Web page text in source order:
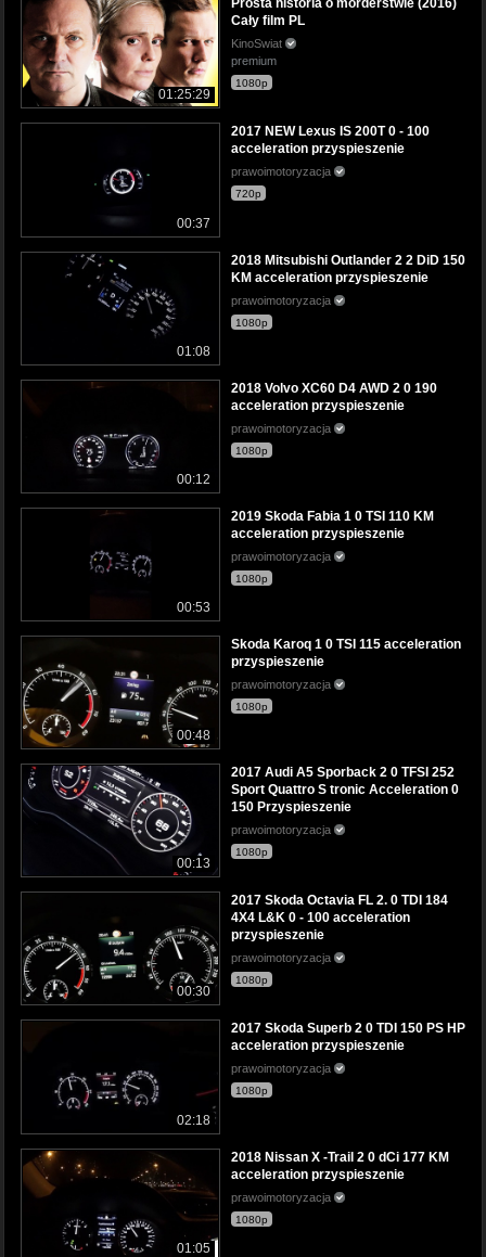
01:25:29
Prosta historia o morderstwie (2016)
Cały film PL
KinoSwiat
premium
1080p
00:37
2017 NEW Lexus IS 200T 0 - 100
acceleration przyspieszenie
prawoimotoryzacja
720p
01:08
2018 Mitsubishi Outlander 2 2 DiD 150
KM acceleration przyspieszenie
prawoimotoryzacja
1080p
00:12
2018 Volvo XC60 D4 AWD 2 0 190
acceleration przyspieszenie
prawoimotoryzacja
1080p
00:53
2019 Skoda Fabia 1 0 TSI 110 KM
acceleration przyspieszenie
prawoimotoryzacja
1080p
00:48
Skoda Karoq 1 0 TSI 115 acceleration
przyspieszenie
prawoimotoryzacja
1080p
00:13
2017 Audi A5 Sporback 2 0 TFSI 252
Sport Quattro S tronic Acceleration 0
150 Przyspieszenie
prawoimotoryzacja
1080p
00:30
2017 Skoda Octavia FL 2. 0 TDI 184
4X4 L&K 0 - 100 acceleration
przyspieszenie
prawoimotoryzacja
1080p
02:18
2017 Skoda Superb 2 0 TDI 150 PS HP
acceleration przyspieszenie
prawoimotoryzacja
1080p
01:05
2018 Nissan X -Trail 2 0 dCi 177 KM
acceleration przyspieszenie
prawoimotoryzacja
1080p